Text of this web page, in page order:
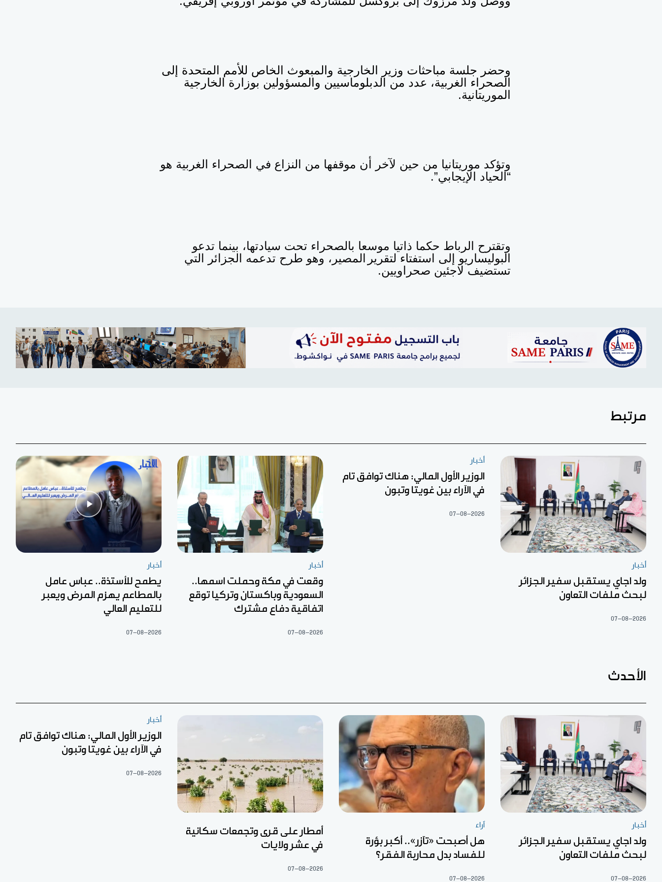
وحضر جلسة مباحثات وزير الخارجية والمبعوث الخاص للأمم المتحدة إلى
الصحراء الغربية، عدد من الدبلوماسيين والمسؤولين بوزارة الخارجية
الموريتانية.
وتؤكد موريتانيا من حين لآخر أن موقفها من النزاع في الصحراء الغربية هو
“الحياد الإيجابي”.
وتقترح الرباط حكما ذاتيا موسعا بالصحراء تحت سيادتها، بينما تدعو
البوليساريو إلى استفتاء لتقرير
المصير، وهو طرح تدعمه الجزائر التي
تستضيف لاجئين صحراويين.
مرتبط
أخبار
ولد اجاي يستقبل سفير الجزائر
لبحث ملفات التعاون
07-08-2026
أخبار
الوزير الأول المالي: هناك توافق تام
في الآراء بين غويتا وتبون
07-08-2026
أخبار
وقعت في مكة وحملت اسمها..
السعودية وباكستان وتركيا توقع
اتفاقية دفاع مشترك
07-08-2026
أخبار
يطمح للأستذة.. عباس عامل
بالمطاعم يهزم المرض ويعبر
للتعليم العالي
07-08-2026
الأحدث
أخبار
ولد اجاي يستقبل سفير الجزائر
لبحث ملفات التعاون
07-08-2026
آراء
هل أصبحت «تآزر».. أكبر بؤرة
للفساد بدل محاربة الفقر؟
07-08-2026
أمطار على قرى وتجمعات سكانية
في عشر ولايات
07-08-2026
أخبار
الوزير الأول المالي: هناك توافق تام
في الآراء بين غويتا وتبون
07-08-2026